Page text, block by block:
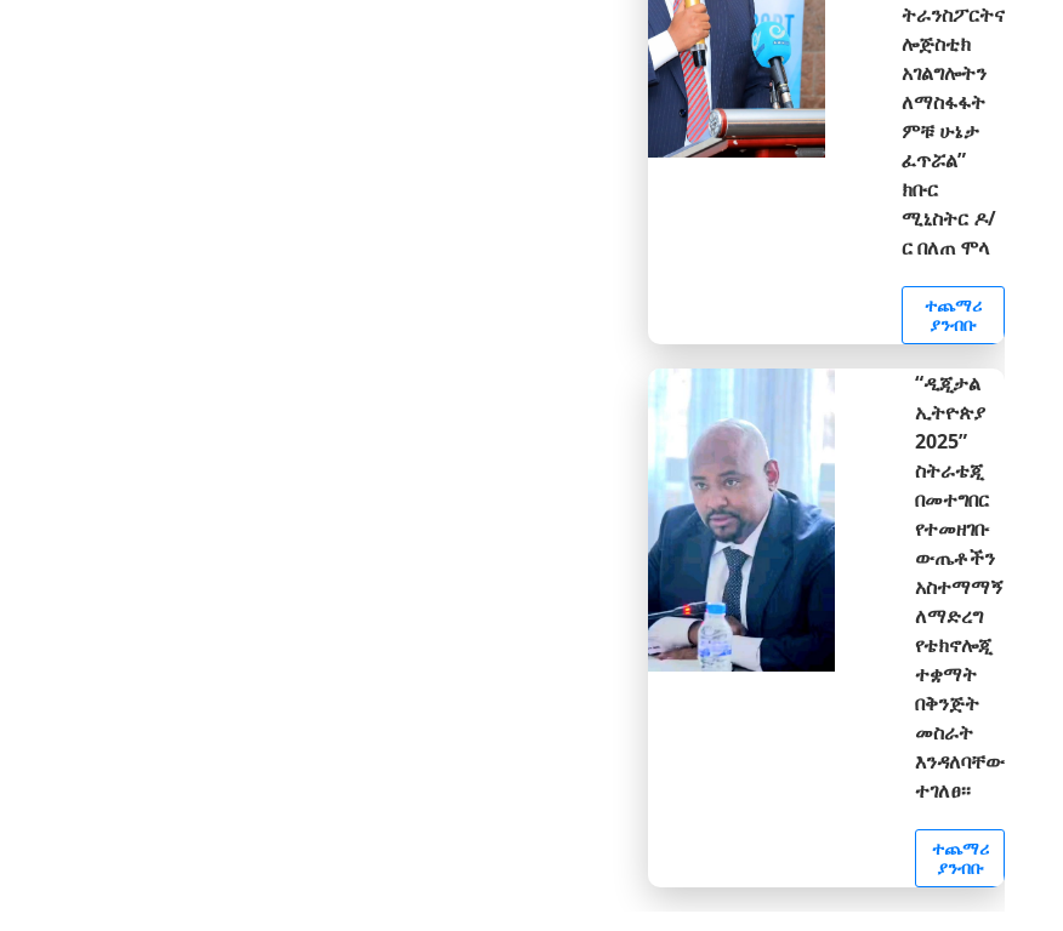
ትራንስፖርትና
ሎጅስቲክ
አገልግሎትን
ለማስፋፋት
ምቹ ሁኔታ
ፈጥሯል”
ክቡር
ሚኒስትር ዶ/
ር በለጠ ሞላ
ተጨማሪ
ያንብቡ
“ዲጂታል
ኢትዮጵያ
2025”
ስትራቴጂ
በመተግበር
የተመዘገቡ
ውጤቶችን
አስተማማኝ
ለማድረግ
የቴክኖሎጂ
ተቋማት
በቅንጅት
መስራት
እንዳለባቸው
ተገለፀ፡፡
ተጨማሪ
ያንብቡ